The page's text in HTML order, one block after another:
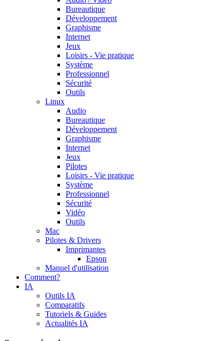
Bureautique
Développement
Graphisme
Internet
Jeux
Loisirs - Vie pratique
Système
Professionnel
Sécurité
Outils
Linux
Audio
Bureautique
Développement
Graphisme
Internet
Jeux
Pilotes
Loisirs - Vie pratique
Système
Professionnel
Sécurité
Vidéo
Outils
Mac
Pilotes & Drivers
Imprimantes
Epson
Manuel d'utilisation
Comment?
IA
Outils IA
Comparatifs
Tutoriels & Guides
Actualités IA